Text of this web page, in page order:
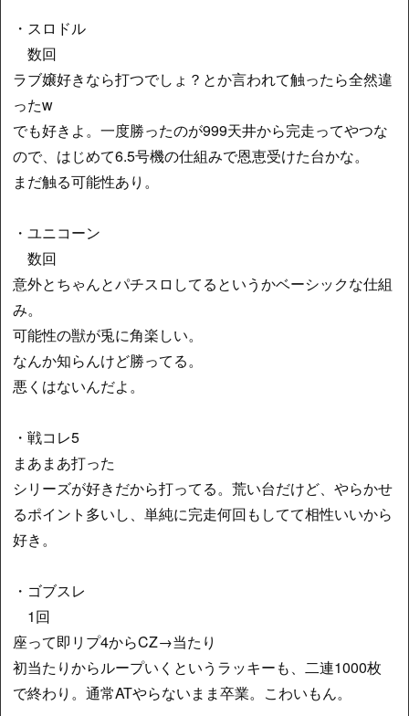
・スロドル
数回
ラブ嬢好きなら打つでしょ？とか言われて触ったら全然違
ったw
でも好きよ。一度勝ったのが999天井から完走ってやつな
ので、はじめて6.5号機の仕組みで恩恵受けた台かな。
まだ触る可能性あり。
・ユニコーン
数回
意外とちゃんとパチスロしてるというかベーシックな仕組
み。
可能性の獣が兎に角楽しい。
なんか知らんけど勝ってる。
悪くはないんだよ。
・戦コレ5
まあまあ打った
シリーズが好きだから打ってる。荒い台だけど、やらかせ
るポイント多いし、単純に完走何回もしてて相性いいから
好き。
・ゴブスレ
1回
座って即リプ4からCZ→当たり
初当たりからループいくというラッキーも、二連1000枚
で終わり。通常ATやらないまま卒業。こわいもん。